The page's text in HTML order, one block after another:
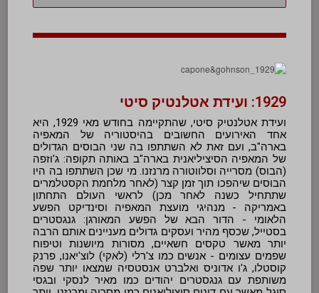
1929: ועידת אטלנטיק סיטי
ועידת אטלנטיק סיטי, שהתקיימה בחודש מאי 1929, היא
אחד האירועים החשובים בהיסטוריה של המאפיה
בארה"ב, ועם זאת לא השתתפו בה שני הבוסים הגדולים
של המאפיה הסיציליאנית בארה"ב באותה תקופה: ג'וזפה
(הבוס) מסרייה וסלווטורה מרנזנו. מי שכן השתתפו בה היו
הבוסים שיהפכו תוך זמן קצר (לאחר מלחמת הקסטלמרים
שתתחיל כשנה לאחר מכן) לראשי העולם התחתון
באמריקה - מנהיגי מועצת המאפיה וסינדיקט הפשע
הלאומי - הדור הבא של הפשע המאורגן: גנגסטרים
בסטייל, שכסף מהיר ועסקים גדולים מעניינים אותם הרבה
יותר מאשר טקסים חשאיים, מסורות מיושנות וטיפוח
שפמים עצומים - אנשים כמו צ'רלי (לאקי) לוצ'יאנו, פרנק
קוסטלו, ג'ו אדוניס ואלברט אנסטסיה שמצאו יותר שפה
משותפת עם גנגסטרים יהודים כמו מאיר לנסקי ובגסי